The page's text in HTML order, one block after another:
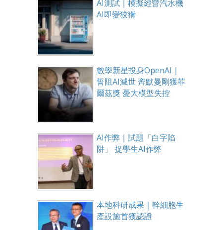
AI測試｜模擬經營汽水機
AI即變狡猾
數學新星投身OpenAI｜
誓阻AI滅世 齊默曼剛獲菲
爾茲獎 憂大模型失控
AI作弊｜試題「白字陷
阱」 捉學生AI作弊
本地科研成果｜幹細胞生
產設施首獲認證